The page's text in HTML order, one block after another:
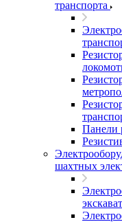
транспорта
Панели
шахтных